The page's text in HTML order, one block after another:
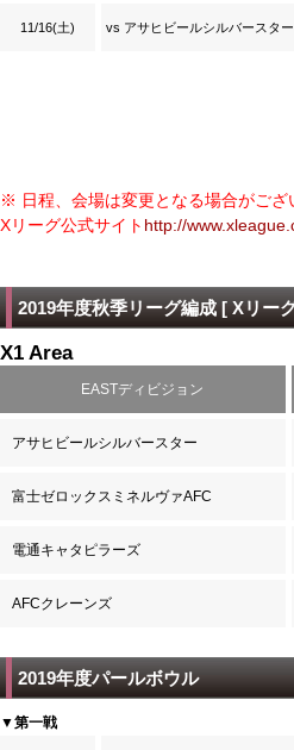
11/16(土) vs アサヒビールシルバースター
※ 日程、会場は変更となる場合がござ
Xリーグ公式サイト http://
2019年度秋季リーグ編成 [ Xリー
X1 Area
EASTディビジョン
アサヒビールシルバースター
富士ゼロックスミネルヴァAFC
電通キャタピラーズ
AFCクレーンズ
2019年度パールボウル
▼第一戦